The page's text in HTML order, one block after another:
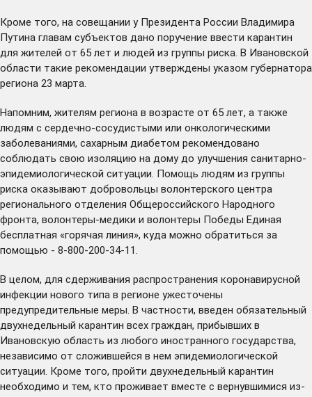
Кроме того, на совещании у Президента России Владимира
Путина главам субъектов дано поручение ввести карантин
для жителей от 65 лет и людей из группы риска. В Ивановской
области такие рекомендации утверждены указом губернатора
региона 23 марта.
Напомним, жителям региона в возрасте от 65 лет, а также
людям с сердечно-сосудистыми или онкологическими
заболеваниями, сахарным диабетом рекомендовано
соблюдать свою изоляцию на дому до улучшения санитарно-
эпидемиологической ситуации. Помощь людям из группы
риска оказывают добровольцы волонтерского центра
регионального отделения Общероссийского Народного
фронта, волонтеры-медики и волонтеры Победы Единая
бесплатная «горячая линия», куда можно обратиться за
помощью - 8-800-200-34-11.
В целом, для сдерживания распространения коронавирусной
инфекции нового типа в регионе ужесточены
предупредительные меры. В частности, введен обязательный
двухнедельный карантин всех граждан, прибывших в
Ивановскую область из любого иностранного государства,
независимо от сложившейся в нем эпидемиологической
ситуации. Кроме того, пройти двухнедельный карантин
необходимо и тем, кто проживает вместе с вернувшимися из-